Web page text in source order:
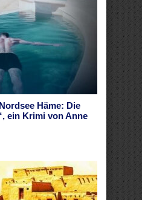
Häme: Die
ein Krimi von Anne